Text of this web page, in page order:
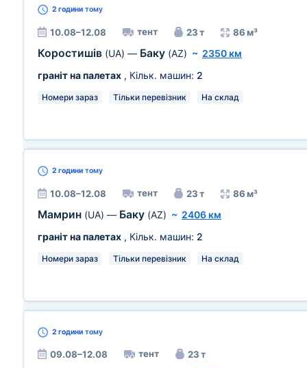
2 години тому
10.08–12.08 тент 23 т 86 м³
Коростишів (UA) — Баку (AZ) ~ 2350 км
граніт на палетах , Кільк. машин: 2
Номери зараз Тільки перевізник На склад
2 години тому
10.08–12.08 тент 23 т 86 м³
Мамрин (UA) — Баку (AZ) ~ 2406 км
граніт на палетах , Кільк. машин: 2
Номери зараз Тільки перевізник На склад
2 години тому
09.08–12.08 тент 23 т